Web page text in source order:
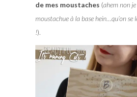
de mes moustaches (ahem non je
moustachue à la base hein…qu’on se
!).